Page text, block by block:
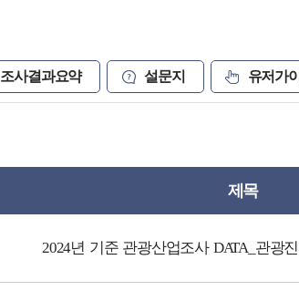
조사결과요약 설문지 유저가
제목
2024년 기준 관광산업조사 DATA_관광